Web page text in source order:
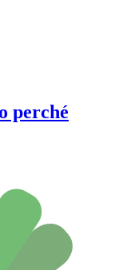
perché